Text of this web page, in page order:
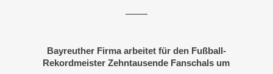
Bayreuther Firma arbeitet für den Fußball-
Rekordmeister Zehntausende Fanschals um